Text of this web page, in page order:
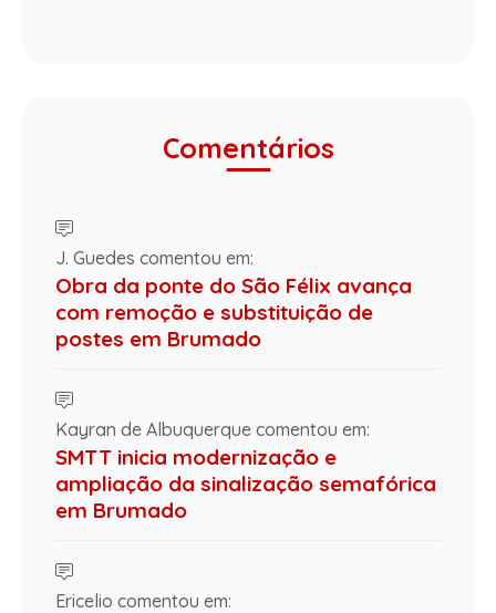
Comentários
J. Guedes comentou em:
Obra da ponte do São Félix avança
com remoção e substituição de
postes em Brumado
Kayran de Albuquerque comentou em:
SMTT inicia modernização e
ampliação da sinalização semafórica
em Brumado
Ericelio comentou em: